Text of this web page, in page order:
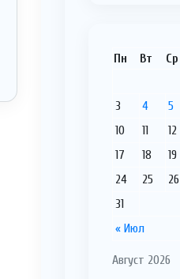
Август 2026
Пн Вт Ср
« Июл
3
4 5
10
11 12
17
18 19
24
25 26
31